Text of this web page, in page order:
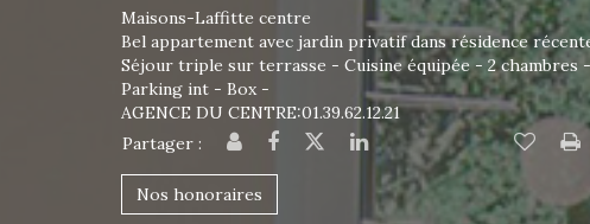
Maisons-Laffitte centre
Bel appartement avec jardin privatif dans résidence
Séjour triple sur terrasse - Cuisine équipée - 2 chambres
Parking int - Box -
AGENCE DU CENTRE:01.39.62.12.21
Partager :
Nos honoraires